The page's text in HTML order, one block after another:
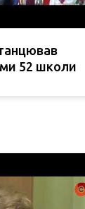
52 школи